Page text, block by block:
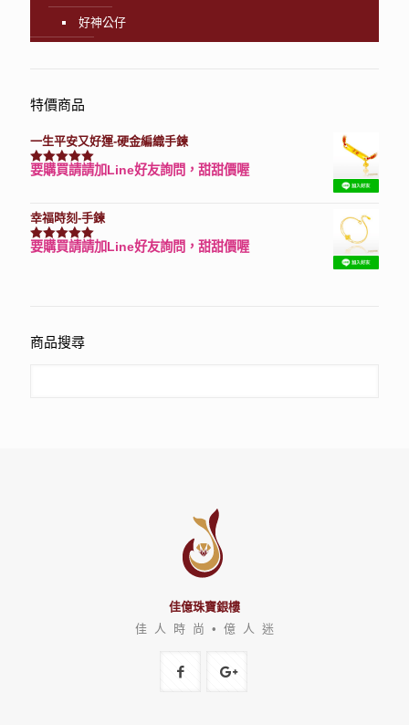
好神公仔
特價商品
一生平安又好運-硬金編織手鍊
評分7740滿分 5
要購買請請加Line好友詢問，甜甜價喔
幸福時刻-手鍊
評分3150滿分 5
要購買請請加Line好友詢問，甜甜價喔
商品搜尋
佳億珠寶銀樓
佳 人 時 尚 • 億 人 迷